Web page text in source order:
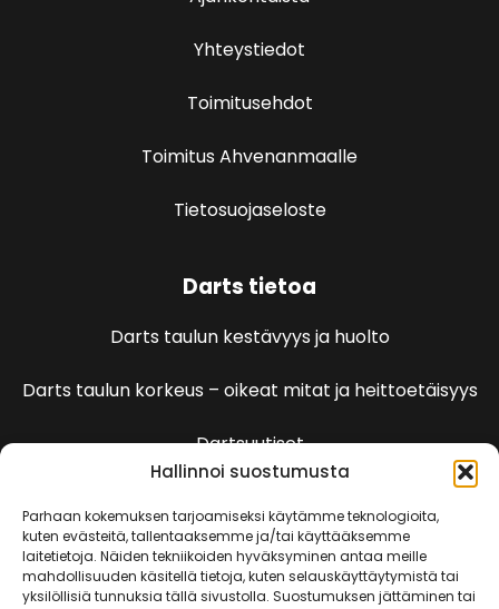
Hallinnoi suostumusta
Parhaan kokemuksen tarjoamiseksi käytämme teknologioita,
kuten evästeitä, tallentaaksemme ja/tai käyttääksemme
laitetietoja. Näiden tekniikoiden hyväksyminen antaa meille
mahdollisuuden käsitellä tietoja, kuten selauskäyttäytymistä tai
yksilöllisiä tunnuksia tällä sivustolla. Suostumuksen jättäminen tai
Yhteystiedot
Toimitusehdot
Toimitus Ahvenanmaalle
Tietosuojaseloste
Darts tietoa
Darts taulun kestävyys ja huolto
Darts taulun korkeus – oikeat mitat ja heittoetäisyys
Dartsuutiset
Dartspelien sääntöjä
501 Pelin säännöt